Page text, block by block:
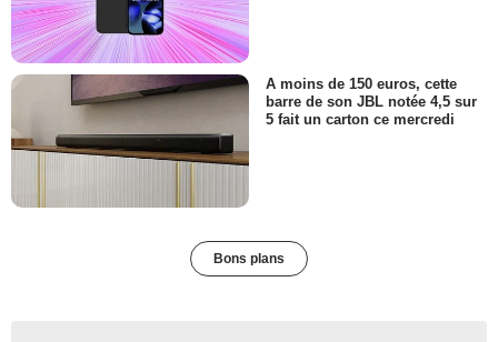
A moins de 150 euros, cette
barre de son JBL notée 4,5 sur
5 fait un carton ce mercredi
Bons plans